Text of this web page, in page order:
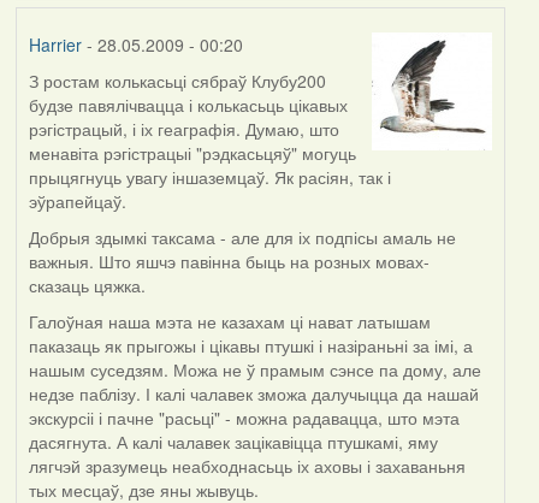
Harrier- 28.05.2009 - 00:20
In
reply
to
by
Oh-
Voegel
З ростам колькасьці сябраў Клубу200
будзе павялічвацца і колькасьць цікавых
рэгістрацый, і іх геаграфія. Думаю, што
менавіта рэгістрацыі "рэдкасьцяў" могуць
прыцягнуць увагу іншаземцаў. Як расіян, так і
эўрапейцаў.
Добрыя здымкі таксама - але для іх подпісы амаль не
важныя. Што яшчэ павінна быць на розных мовах-
сказаць цяжка.
Галоўная наша мэта не казахам ці нават латышам
паказаць як прыгожы і цікавы птушкі і назіраньні за імі, а
нашым суседзям. Можа не ў прамым сэнсе па дому, але
недзе паблізу. І калі чалавек зможа далучыцца да нашай
экскурсіі і пачне "расьці" - можна радавацца, што мэта
дасягнута. А калі чалавек зацікавіцца птушкамі, яму
лягчэй зразумець неабходнасьць іх аховы і захаваньня
тых месцаў, дзе яны жывуць.